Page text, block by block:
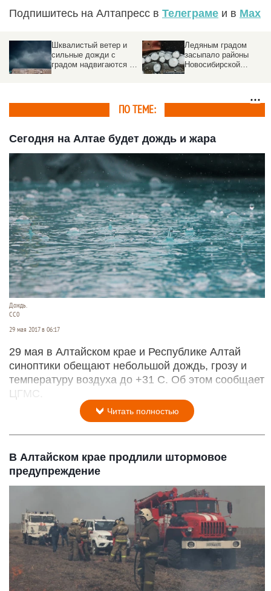
Подпишитесь на Алтапресс в Телеграме и в Max
Шквалистый ветер и
сильные дожди с
градом надвигаются на
Ледяным градом
засыпало районы
Новосибирской
ПО ТЕМЕ:
Сегодня на Алтае будет дождь и жара
Дождь.
СС0
29 мая 2017 в 06:17
29 мая в Алтайском крае и Республике Алтай
синоптики обещают небольшой дождь, грозу и
температуру воздуха до +31 С. Об этом сообщает
ЦГМС.
Читать полностью
В Алтайском крае продлили штормовое
предупреждение